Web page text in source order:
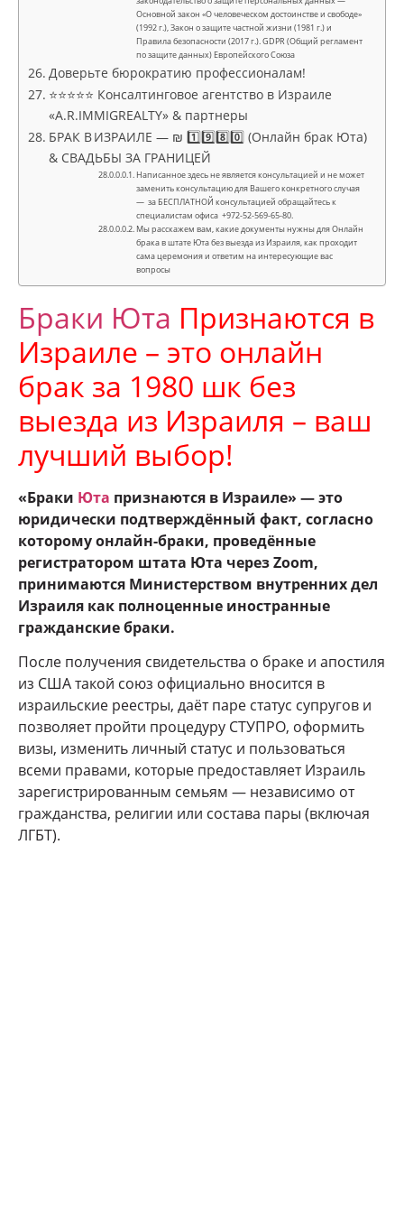
Основной закон «О человеческом достоинстве и свободе»
(1992 г.), Закон о защите частной жизни (1981 г.) и
Правила безопасности (2017 г.). GDPR (Общий регламент
по защите данных) Европейского Союза
Доверьте бюрократию профессионалам!
⭐⭐⭐⭐⭐ Консалтинговое агентство в Израиле
«A.R.IMMIGREALTY» & партнеры
БРАК В ИЗРАИЛЕ — ₪ 1️⃣9️⃣8️⃣0️⃣ (Онлайн брак Юта)
& СВАДЬБЫ ЗА ГРАНИЦЕЙ
Написанное здесь не является консультацией и не может
заменить консультацию для Вашего конкретного случая
— за БЕСПЛАТНОЙ консультацией обращайтесь к
специалистам офиса +972-52-569-65-80.
Мы расскажем вам, какие документы нужны для Онлайн
брака в штате Юта без выезда из Израиля, как проходит
сама церемония и ответим на интересующие вас
вопросы
Браки Юта Признаются в
Израиле – это онлайн
брак за 1980 шк без
выезда из Израиля – ваш
лучший выбор!
«Браки Юта признаются в Израиле» — это
юридически подтверждённый факт, согласно
которому онлайн-браки, проведённые
регистратором штата Юта через Zoom,
принимаются Министерством внутренних дел
Израиля как полноценные иностранные
гражданские браки.
После получения свидетельства о браке и апостиля
из США такой союз официально вносится в
израильские реестры, даёт паре статус супругов и
позволяет пройти процедуру СТУПРО, оформить
визы, изменить личный статус и пользоваться
всеми правами, которые предоставляет Израиль
зарегистрированным семьям — независимо от
гражданства, религии или состава пары (включая
ЛГБТ).